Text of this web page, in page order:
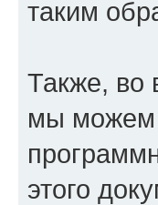
таким
Также, во
мы можем
этого